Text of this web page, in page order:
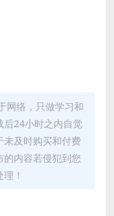
网络，只做学习和
24小时之内自觉
未及时购买和付费
的内容若侵犯到您
！